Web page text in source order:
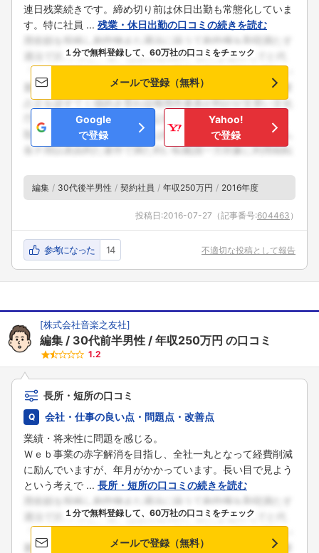
連日残業続きです。締め切り前は休日出勤も常態化していま
す。特に社員 ... 残業・休日出勤の口コミの続きを読む
１分で無料登録して、60万社の口コミをチェック
メールで登録（無料）
Google
で登録
Yahoo!
で登録
編集 30代後半男性 契約社員 年収250万円 2016年度
投稿日:2016-07-27 （記事番号:604463 ）
参考になった 14 不適切な投稿として報告
[株式会社音楽之友社]
編集 30代前半男性 年収250万円 の口コミ
1.2
長所・短所の口コミ
会社・仕事の良い点・問題点・改善点
業績・将来性に問題を感じる。
Ｗｅｂ事業の赤字解消を目指し、全社一丸となって経費削減
に励んでいますが、年月がかかっています。長い目で見よう
という考えで ... 長所・短所の口コミの続きを読む
１分で無料登録して、60万社の口コミをチェック
メールで登録（無料）